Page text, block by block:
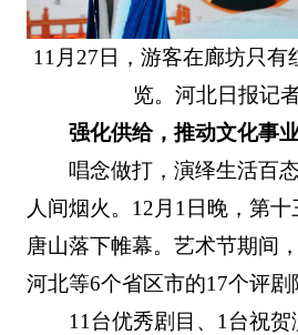
11月27日，游客在廊坊只有
览。河北日报记
强化供给，推动文化事
唱念做打，演绎生活百
人间烟火。12月1日晚，第
唐山落下帷幕。艺术节期间
河北等6个省区市的17个评剧
11台优秀剧目、1台祝